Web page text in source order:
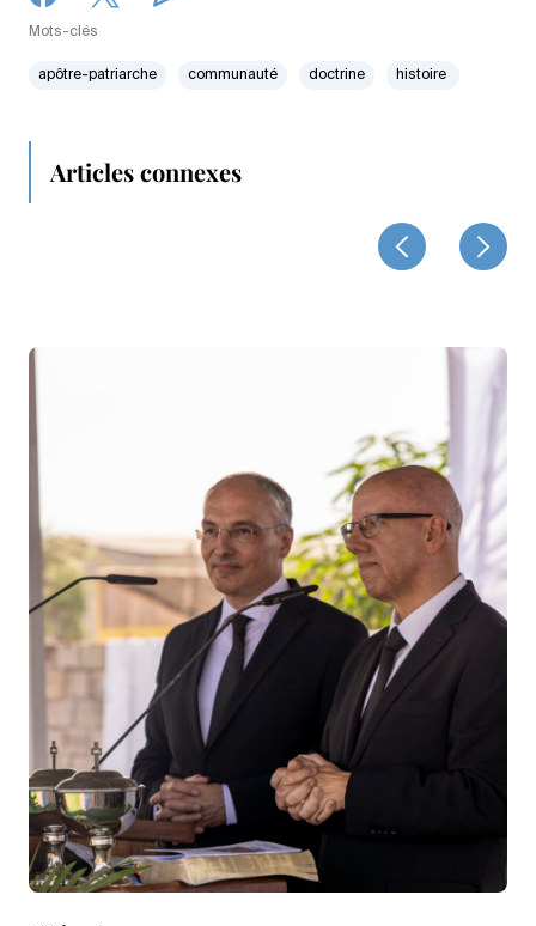
Mots-clés
apôtre-patriarche communauté doctrine histoire
Articles connexes